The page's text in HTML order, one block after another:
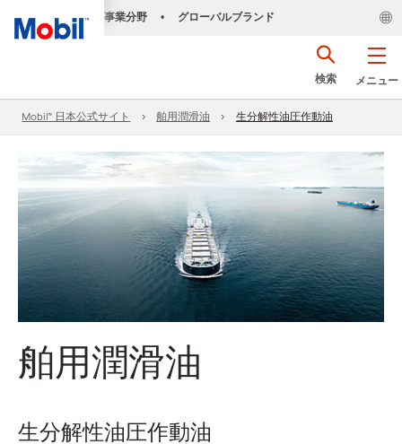
事業分野 • グローバルブランド
メニュー
検索
Mobil™ 日本公式サイト 舶用潤滑油 生分解性油圧作動油
舶用潤滑油
生分解性油圧作動油